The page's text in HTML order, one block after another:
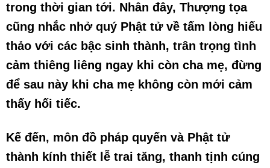
trong thời gian tới. Nhân đây, Thượng tọa
cũng nhắc nhở quý Phật tử về tấm lòng hiếu
thảo với các bậc sinh thành, trân trọng tình
cảm thiêng liêng ngay khi còn cha mẹ, đừng
để sau này khi cha mẹ không còn mới cảm
thấy hối tiếc.
Kế đến, môn đồ pháp quyến và Phật tử
thành kính thiết lễ trai tăng, thanh tịnh cúng